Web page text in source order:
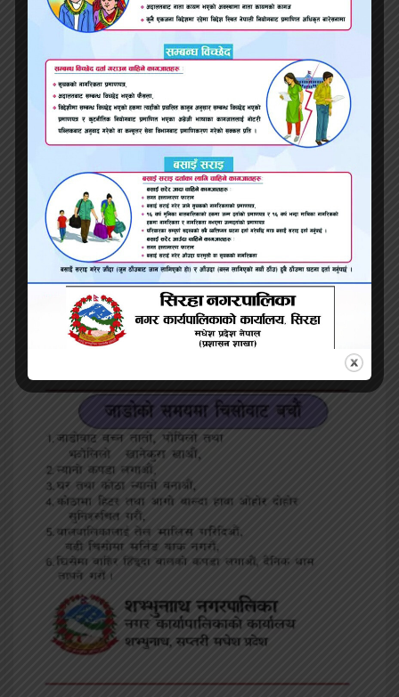
प्रतिक्रिया
सम्बन्धित समाचार
मलेसियामा दुर्घटनामा परी रौतहटका एक युवकको मृत्यु